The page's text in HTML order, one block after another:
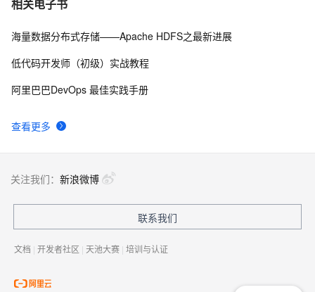
集群oss-hdfs存储）
相关电子书
查看更多
海量数据分布式存储——Apache HDFS之最新进展
低代码开发师（初级）实战教程
阿里巴巴DevOps 最佳实践手册
关注我们： 新浪微博
联系我们
文档 | 开发者社区 | 天池大赛 | 培训与认证